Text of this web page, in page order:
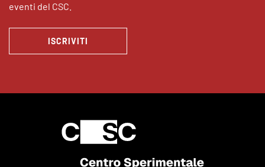
eventi del CSC.
ISCRIVITI